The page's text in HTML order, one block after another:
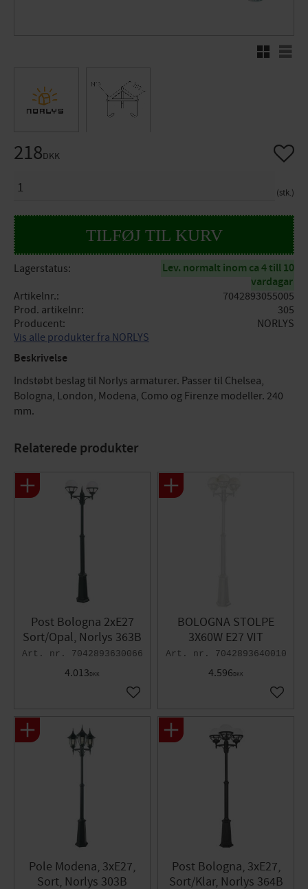
RutenettListe
218DKK
stk.
Gem
Lagerstatus
Lev. normalt inom ca 4 till 10
vardagar
Artikelnr.
7042893055005
Prod. artikelnr
305
Producent
NORLYS
Vis alle produkter fra NORLYS
Beskrivelse
Indstøbt beslag til Norlys armaturer. Passer til Chelsea,
Bologna, London, Modena, Como og Firenze modeller. 240
mm.
Relaterede produkter
Post Bologna 2xE27
Sort/Opal, Norlys 363B
7042893630066
4.013DKK
Gem som favorit
BOLOGNA STOLPE
3X60W E27 VIT
7042893640010
4.596DKK
Gem
Pole Modena, 3xE27,
Sort, Norlys 303B
Post Bologna, 3xE27,
Sort/Klar, Norlys 364B